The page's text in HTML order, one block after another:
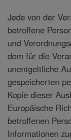
Jede von der
betroffene
und
dem für die
unentgeltliche
gespeicherten
Kopie dieser
Europäische
betroffenen
Informationen